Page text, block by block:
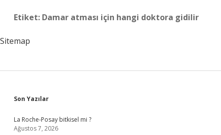
Etiket: Damar atması için hangi doktora gidilir
Sitemap
Sidebar
Son Yazılar
La Roche-Posay bitkisel mi ?
Ağustos 7, 2026